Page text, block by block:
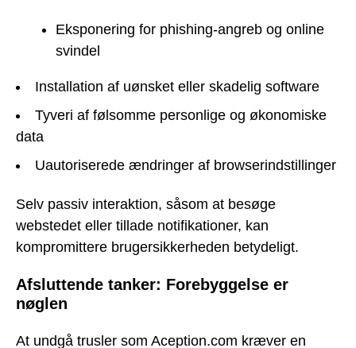
Eksponering for phishing-angreb og online
svindel
Installation af uønsket eller skadelig software
Tyveri af følsomme personlige og økonomiske
data
Uautoriserede ændringer af browserindstillinger
Selv passiv interaktion, såsom at besøge
webstedet eller tillade notifikationer, kan
kompromittere brugersikkerheden betydeligt.
Afsluttende tanker: Forebyggelse er
nøglen
At undgå trusler som Aception.com kræver en